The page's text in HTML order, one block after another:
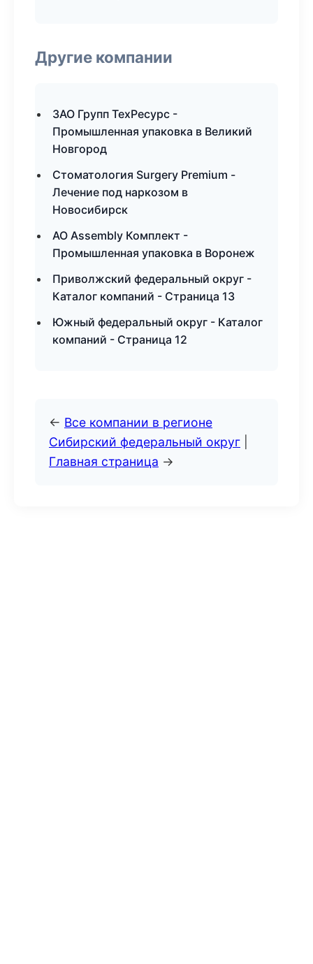
Другие компании
ЗАО Групп ТехРесурс -
Промышленная упаковка в Великий
Новгород
Стоматология Surgery Premium -
Лечение под наркозом в
Новосибирск
АО Assembly Комплект -
Промышленная упаковка в Воронеж
Приволжский федеральный округ -
Каталог компаний - Страница 13
Южный федеральный округ - Каталог
компаний - Страница 12
← Все компании в регионе
Сибирский федеральный округ
Главная страница →